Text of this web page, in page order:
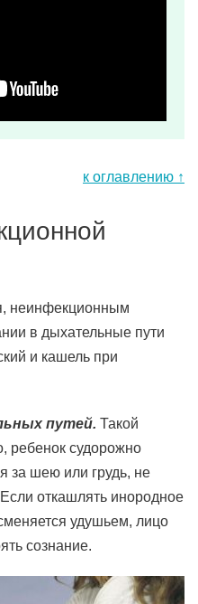
к оглавлению ↑
неинфекционным
в дыхательные пути
и кашель при
путей. Такой
ребенок судорожно
за шею или грудь, не
откашлять инородное
удушьем, лицо
сознание.